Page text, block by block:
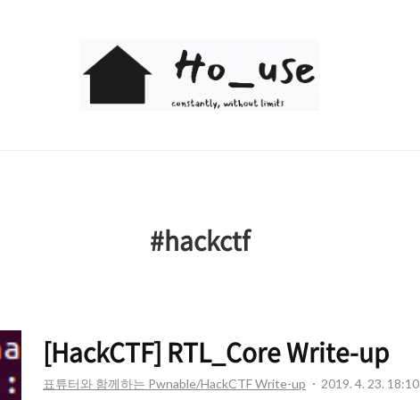
Ho_use
#hackctf
[HackCTF] RTL_Core Write-up
표튜터와 함께하는 Pwnable/HackCTF Write-up 2019. 4. 23. 18:10